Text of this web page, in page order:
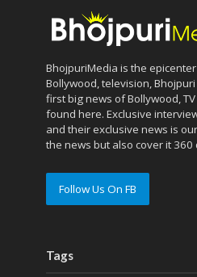
BhojpuriMedia is the
Bollywood, television,
first big news of Bollywood,
found here. Exclusive
and their exclusive news is
the news but also cover it 360
Follow Us On FB
Tags